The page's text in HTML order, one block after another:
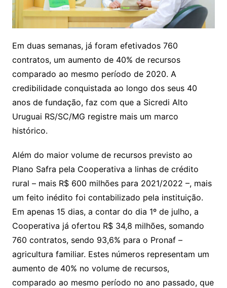
Em duas semanas, já foram efetivados 760
contratos, um aumento de 40% de recursos
comparado ao mesmo período de 2020. A
credibilidade conquistada ao longo dos seus 40
anos de fundação, faz com que a Sicredi Alto
Uruguai RS/SC/MG registre mais um marco
histórico.
Além do maior volume de recursos previsto ao
Plano Safra pela Cooperativa a linhas de crédito
rural – mais R$ 600 milhões para 2021/2022 –, mais
um feito inédito foi contabilizado pela instituição.
Em apenas 15 dias, a contar do dia 1º de julho, a
Cooperativa já ofertou R$ 34,8 milhões, somando
760 contratos, sendo 93,6% para o Pronaf –
agricultura familiar. Estes números representam um
aumento de 40% no volume de recursos,
comparado ao mesmo período no ano passado, que